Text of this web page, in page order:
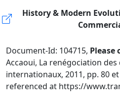
History & Modern
Document-Id: 104715, Please
Accaoui, La renégociation
internationaux, 2011, pp. 80
referenced at https://